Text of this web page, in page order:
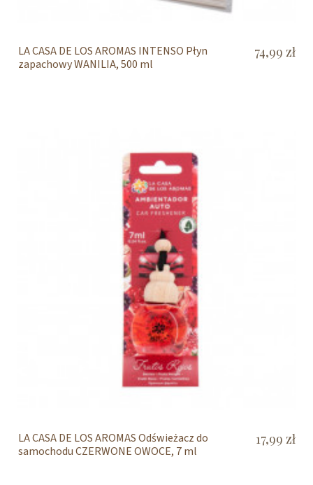
LA CASA DE LOS AROMAS INTENSO Płyn
zapachowy WANILIA, 500 ml
74,99 zł
LA CASA DE LOS AROMAS Odświeżacz do
samochodu CZERWONE OWOCE, 7 ml
17,99 zł